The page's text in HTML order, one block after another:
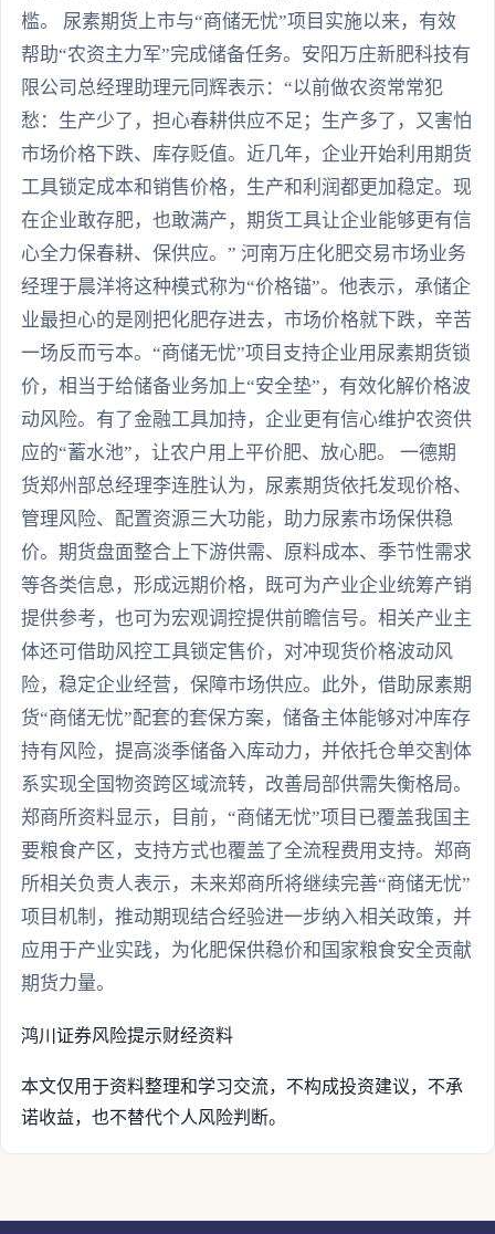
槛。 尿素期货上市与“商储无忧”项目实施以来，有效
帮助“农资主力军”完成储备任务。安阳万庄新肥科技有
限公司总经理助理元同辉表示：“以前做农资常常犯
愁：生产少了，担心春耕供应不足；生产多了，又害怕
市场价格下跌、库存贬值。近几年，企业开始利用期货
工具锁定成本和销售价格，生产和利润都更加稳定。现
在企业敢存肥，也敢满产，期货工具让企业能够更有信
心全力保春耕、保供应。” 河南万庄化肥交易市场业务
经理于晨洋将这种模式称为“价格锚”。他表示，承储企
业最担心的是刚把化肥存进去，市场价格就下跌，辛苦
一场反而亏本。“商储无忧”项目支持企业用尿素期货锁
价，相当于给储备业务加上“安全垫”，有效化解价格波
动风险。有了金融工具加持，企业更有信心维护农资供
应的“蓄水池”，让农户用上平价肥、放心肥。 一德期
货郑州部总经理李连胜认为，尿素期货依托发现价格、
管理风险、配置资源三大功能，助力尿素市场保供稳
价。期货盘面整合上下游供需、原料成本、季节性需求
等各类信息，形成远期价格，既可为产业企业统筹产销
提供参考，也可为宏观调控提供前瞻信号。相关产业主
体还可借助风控工具锁定售价，对冲现货价格波动风
险，稳定企业经营，保障市场供应。此外，借助尿素期
货“商储无忧”配套的套保方案，储备主体能够对冲库存
持有风险，提高淡季储备入库动力，并依托仓单交割体
系实现全国物资跨区域流转，改善局部供需失衡格局。
郑商所资料显示，目前，“商储无忧”项目已覆盖我国主
要粮食产区，支持方式也覆盖了全流程费用支持。郑商
所相关负责人表示，未来郑商所将继续完善“商储无忧”
项目机制，推动期现结合经验进一步纳入相关政策，并
应用于产业实践，为化肥保供稳价和国家粮食安全贡献
期货力量。
鸿川证券风险提示财经资料
本文仅用于资料整理和学习交流，不构成投资建议，不承
诺收益，也不替代个人风险判断。